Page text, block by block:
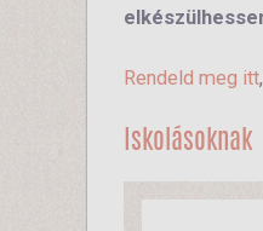
Rendeld meg itt
Iskolásoknak